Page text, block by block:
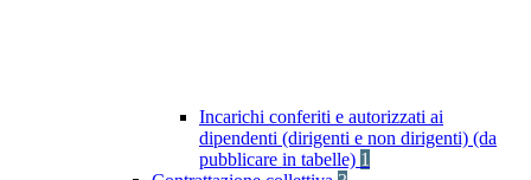
Incarichi conferiti e autorizzati ai
dipendenti (dirigenti e non dirigenti) (da
pubblicare in tabelle) 1